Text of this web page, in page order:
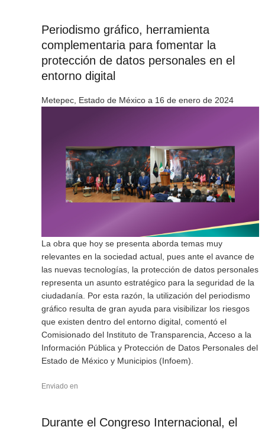
Periodismo gráfico, herramienta
complementaria para fomentar la
protección de datos personales en el
entorno digital
Metepec, Estado de México a 16 de enero de 2024
La obra que hoy se presenta aborda temas muy
relevantes en la sociedad actual, pues ante el avance de
las nuevas tecnologías, la protección de datos personales
representa un asunto estratégico para la seguridad de la
ciudadanía. Por esta razón, la utilización del periodismo
gráfico resulta de gran ayuda para visibilizar los riesgos
que existen dentro del entorno digital, comentó el
Comisionado del Instituto de Transparencia, Acceso a la
Información Pública y Protección de Datos Personales del
Estado de México y Municipios (Infoem).
Enviado en
Durante el Congreso Internacional, el